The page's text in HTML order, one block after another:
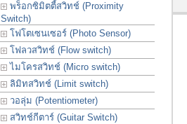
พร็อกซิมิตตี้สวิทช์ (Proximity
Switch)
โฟโตเซนเซอร์ (Photo Sensor)
โฟลวสวิทช์ (Flow switch)
ไมโครสวิทช์ (Micro switch)
ลิมิทสวิทช์ (Limit switch)
วอลุ่ม (Potentiometer)
สวิทช์กีตาร์ (Guitar Switch)